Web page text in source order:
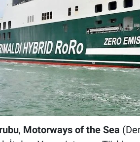
, Motorways of the Sea